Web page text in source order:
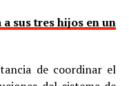
sus tres hijos en un
de coordinar el